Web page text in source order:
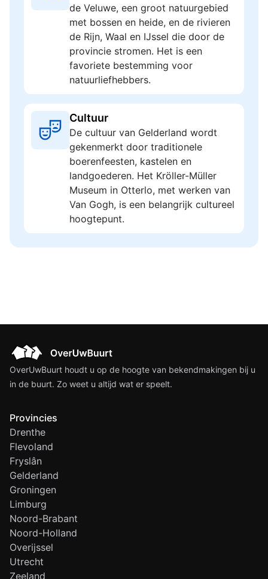
de Veluwe, een groot natuurgebied
met bossen en heide, en de rivieren
de Rijn, Waal en IJssel die door de
provincie stromen. Het is een
favoriete bestemming voor
natuurliefhebbers.
Cultuur
De cultuur van Gelderland wordt
gekenmerkt door traditionele
boerenfeesten, kastelen en
landgoederen. Het Kröller-Müller
Museum in Otterlo, met werken van
Van Gogh, is een belangrijk cultureel
hoogtepunt.
OverUwBuurt houdt u op de hoogte van bekendmakingen bij u
in de buurt. Zo weet u altijd wat er speelt.
Provincies
Drenthe
Flevoland
Fryslân
Gelderland
Groningen
Limburg
Noord-Brabant
Noord-Holland
Overijssel
Utrecht
Zeeland